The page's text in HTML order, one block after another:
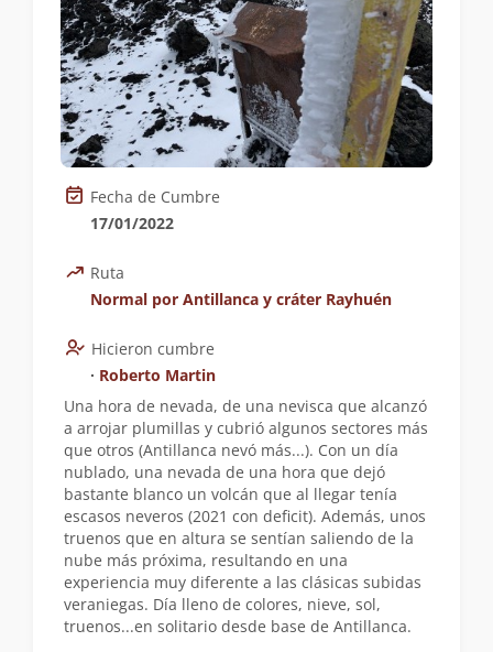
Fecha de Cumbre
17/01/2022
Ruta
Normal por Antillanca y cráter Rayhuén
Hicieron cumbre
∙ Roberto Martin
Una hora de nevada, de una nevisca que alcanzó
a arrojar plumillas y cubrió algunos sectores más
que otros (Antillanca nevó más...). Con un día
nublado, una nevada de una hora que dejó
bastante blanco un volcán que al llegar tenía
escasos neveros (2021 con deficit). Además, unos
truenos que en altura se sentían saliendo de la
nube más próxima, resultando en una
experiencia muy diferente a las clásicas subidas
veraniegas. Día lleno de colores, nieve, sol,
truenos...en solitario desde base de Antillanca.